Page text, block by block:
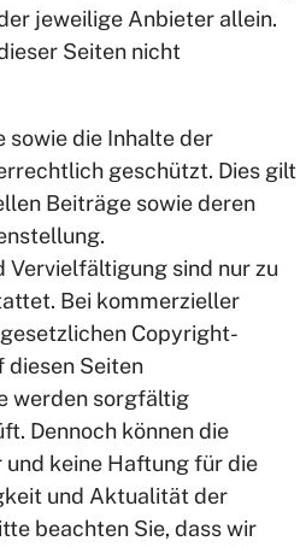
jeweilige Anbieter allein.
Seiten nicht
sowie die Inhalte der
geschützt. Dies gilt
Beiträge sowie deren
Vervielfältigung sind nur zu
Bei kommerzieller
Copyright-
diesen Seiten
werden sorgfältig
Dennoch können die
keine Haftung für die
und Aktualität der
beachten Sie, dass wir